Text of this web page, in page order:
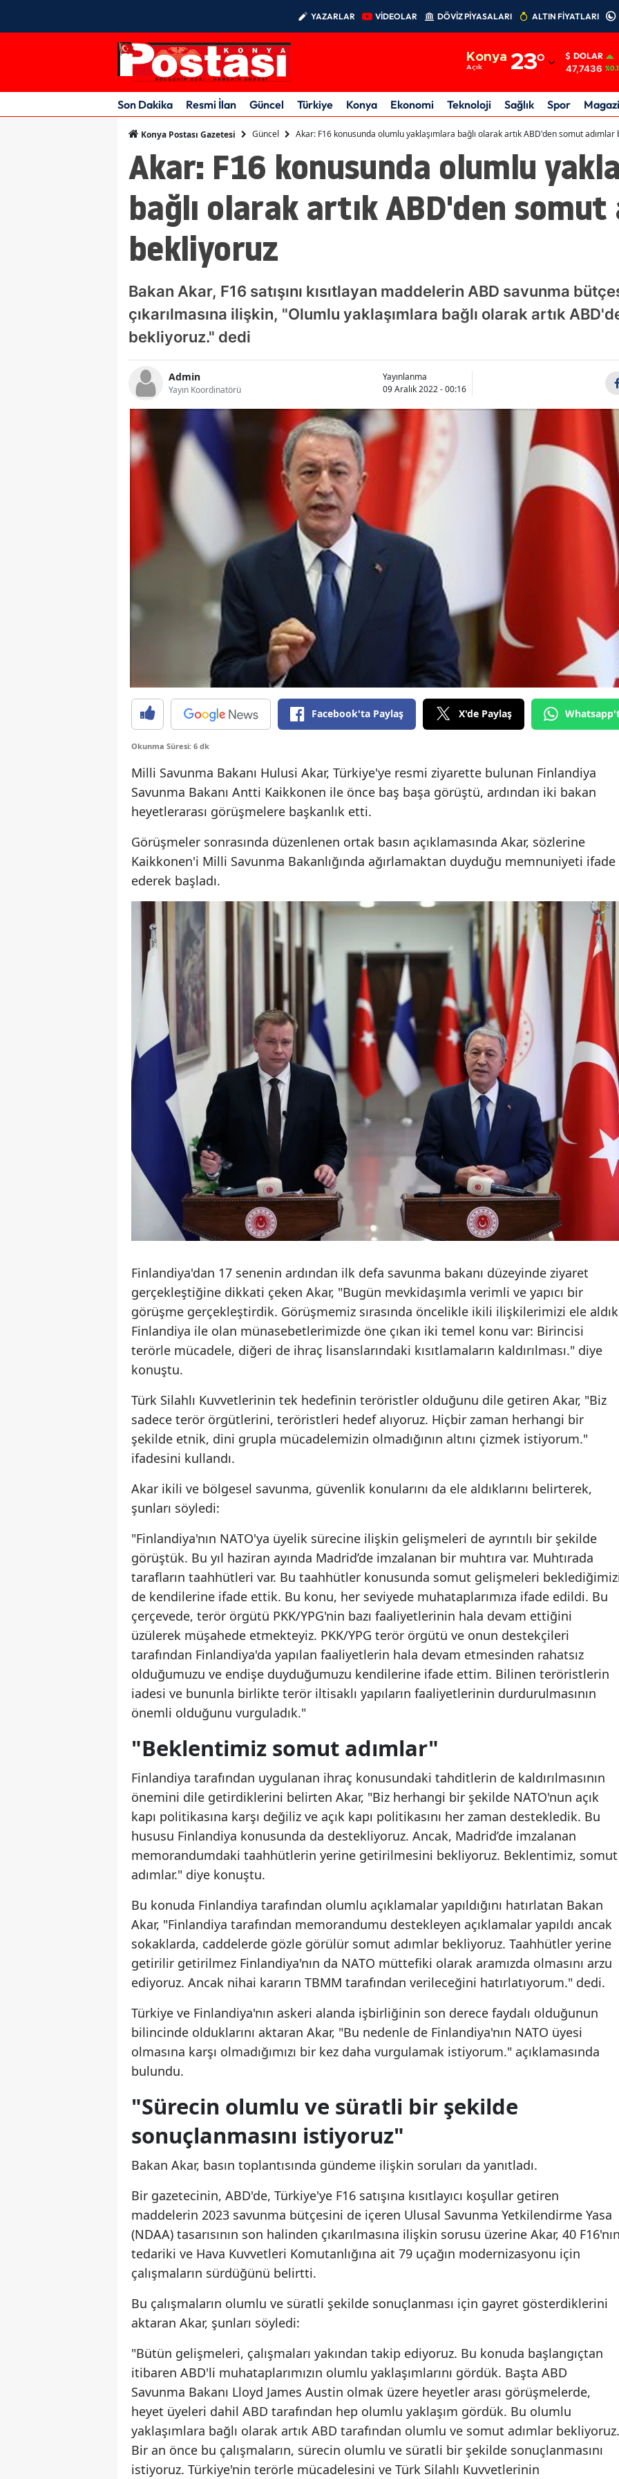
YAZARLAR VİDEOLAR DÖVİZ PİYASALARI ALTIN FİYATLARI
Konya
Açık 23°
Adıyaman
Afyonkarahisar
Amasya
Ankara
Antalya
Balıkesir
Bilecik
Bolu
Çanakkale
Çorum
Denizli
Diyarbakır
Edirne
Elazığ
Erzurum
Gaziantep
Gümüşhane
Hakkari
Mersin
İstanbul
İzmir
Kars
Kastamonu
Kayseri
Kırklareli
Kırşehir
Kocaeli
Konya
Kütahya
Manisa
Kahramanmaraş
Mardin
Muş
Nevşehir
Ordu
Sakarya
Samsun
Siirt
Sivas
Tekirdağ
Tunceli
Şanlıurfa
Uşak
Van
Zonguldak
Aksaray
Bayburt
Kırıkkale
Batman
Bartın
Iğdır
Yalova
Kilis
Düzce
DOLAR
47,7436
Son Dakika Resmi İlan Güncel Türkiye Konya Ekonomi Teknoloji Sağlık Spor
Konya Postası Gazetesi Güncel Akar: F16 konusunda olumlu yaklaşımlara bağlı olarak artık ABD'den somut adımlar
Akar: F16 konusunda olumlu
bağlı olarak artık ABD'den somut
bekliyoruz
Bakan Akar, F16 satışını kısıtlayan maddelerin ABD savunma
çıkarılmasına ilişkin, "Olumlu yaklaşımlara bağlı olarak artık
bekliyoruz." dedi
Admin
Yayın Koordinatörü
Yayınlanma
09 Aralık 2022 - 00:16
Facebook'ta Paylaş X'de Paylaş
Okunma Süresi: 6 dk
Milli Savunma Bakanı Hulusi Akar, Türkiye'ye resmi ziyarette bulunan Finlandiya
Savunma Bakanı Antti Kaikkonen ile önce baş başa görüştü, ardından iki bakan
heyetlerarası görüşmelere başkanlık etti.
Görüşmeler sonrasında düzenlenen ortak basın açıklamasında Akar, sözlerine
Kaikkonen'i Milli Savunma Bakanlığında ağırlamaktan duyduğu memnuniyeti ifade
ederek başladı.
Finlandiya'dan 17 senenin ardından ilk defa savunma bakanı düzeyinde ziyaret
gerçekleştiğine dikkati çeken Akar, "Bugün mevkidaşımla verimli ve yapıcı bir
görüşme gerçekleştirdik. Görüşmemiz sırasında öncelikle ikili ilişkilerimizi ele
Finlandiya ile olan münasebetlerimizde öne çıkan iki temel konu var: Birincisi
terörle mücadele, diğeri de ihraç lisanslarındaki kısıtlamaların kaldırılması." diye
konuştu.
Türk Silahlı Kuvvetlerinin tek hedefinin teröristler olduğunu dile getiren Akar, "Biz
sadece terör örgütlerini, teröristleri hedef alıyoruz. Hiçbir zaman herhangi bir
şekilde etnik, dini grupla mücadelemizin olmadığının altını çizmek istiyorum."
ifadesini kullandı.
Akar ikili ve bölgesel savunma, güvenlik konularını da ele aldıklarını belirterek,
şunları söyledi:
"Finlandiya'nın NATO'ya üyelik sürecine ilişkin gelişmeleri de ayrıntılı bir şekilde
görüştük. Bu yıl haziran ayında Madrid’de imzalanan bir muhtıra var. Muhtırada
tarafların taahhütleri var. Bu taahhütler konusunda somut gelişmeleri
de kendilerine ifade ettik. Bu konu, her seviyede muhataplarımıza ifade edildi. Bu
çerçevede, terör örgütü PKK/YPG'nin bazı faaliyetlerinin hala devam ettiğini
üzülerek müşahede etmekteyiz. PKK/YPG terör örgütü ve onun destekçileri
tarafından Finlandiya'da yapılan faaliyetlerin hala devam etmesinden rahatsız
olduğumuzu ve endişe duyduğumuzu kendilerine ifade ettim. Bilinen teröristlerin
iadesi ve bununla birlikte terör iltisaklı yapıların faaliyetlerinin durdurulmasının
önemli olduğunu vurguladık."
"Beklentimiz somut adımlar"
Finlandiya tarafından uygulanan ihraç konusundaki tahditlerin de kaldırılmasının
önemini dile getirdiklerini belirten Akar, "Biz herhangi bir şekilde NATO'nun açık
kapı politikasına karşı değiliz ve açık kapı politikasını her zaman destekledik. Bu
hususu Finlandiya konusunda da destekliyoruz. Ancak, Madrid’de imzalanan
memorandumdaki taahhütlerin yerine getirilmesini bekliyoruz. Beklentimiz, somut
adımlar." diye konuştu.
Bu konuda Finlandiya tarafından olumlu açıklamalar yapıldığını hatırlatan Bakan
Akar, "Finlandiya tarafından memorandumu destekleyen açıklamalar yapıldı ancak
sokaklarda, caddelerde gözle görülür somut adımlar bekliyoruz. Taahhütler yerine
getirilir getirilmez Finlandiya'nın da NATO müttefiki olarak aramızda olmasını arzu
ediyoruz. Ancak nihai kararın TBMM tarafından verileceğini hatırlatıyorum." dedi.
Türkiye ve Finlandiya'nın askeri alanda işbirliğinin son derece faydalı olduğunun
bilincinde olduklarını aktaran Akar, "Bu nedenle de Finlandiya'nın NATO üyesi
olmasına karşı olmadığımızı bir kez daha vurgulamak istiyorum." açıklamasında
bulundu.
"Sürecin olumlu ve süratli bir şekilde
sonuçlanmasını istiyoruz"
Bakan Akar, basın toplantısında gündeme ilişkin soruları da yanıtladı.
Bir gazetecinin, ABD'de, Türkiye'ye F16 satışına kısıtlayıcı koşullar getiren
maddelerin 2023 savunma bütçesini de içeren Ulusal Savunma Yetkilendirme Yasa
(NDAA) tasarısının son halinden çıkarılmasına ilişkin sorusu üzerine Akar, 40
tedariki ve Hava Kuvvetleri Komutanlığına ait 79 uçağın modernizasyonu için
çalışmaların sürdüğünü belirtti.
Bu çalışmaların olumlu ve süratli şekilde sonuçlanması için gayret gösterdiklerini
aktaran Akar, şunları söyledi:
"Bütün gelişmeleri, çalışmaları yakından takip ediyoruz. Bu konuda başlangıçtan
itibaren ABD'li muhataplarımızın olumlu yaklaşımlarını gördük. Başta ABD
Savunma Bakanı Lloyd James Austin olmak üzere heyetler arası görüşmelerde,
heyet üyeleri dahil ABD tarafından hep olumlu yaklaşım gördük. Bu olumlu
yaklaşımlara bağlı olarak artık ABD tarafından olumlu ve somut adımlar bekliyoruz.
Bir an önce bu çalışmaların, sürecin olumlu ve süratli bir şekilde sonuçlanmasını
istiyoruz. Türkiye'nin terörle mücadelesini ve Türk Silahlı Kuvvetlerinin